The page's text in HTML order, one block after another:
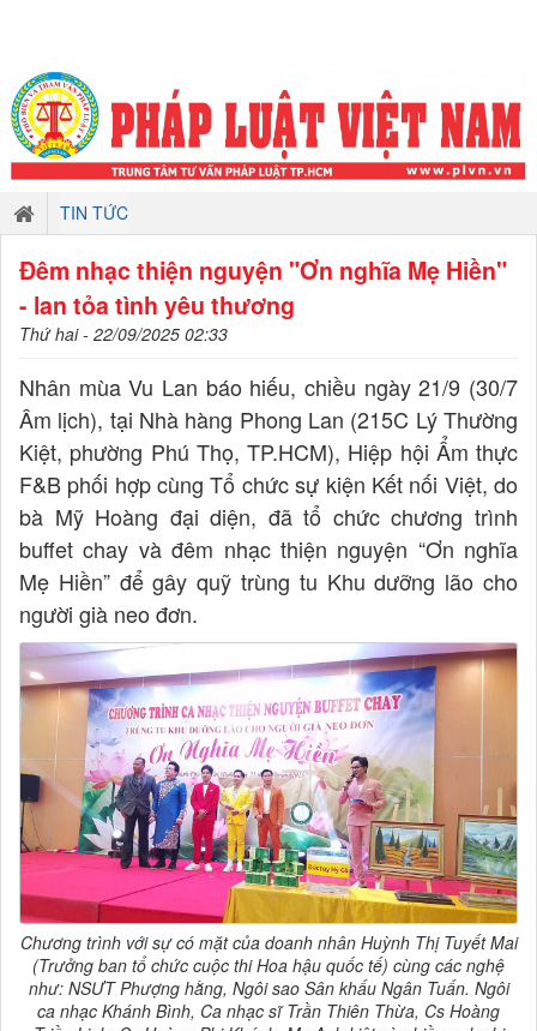
TIN TỨC
Đêm nhạc thiện nguyện "Ơn nghĩa Mẹ Hiền"
- lan tỏa tình yêu thương
Thứ hai - 22/09/2025 02:33
Nhân mùa Vu Lan báo hiếu, chiều ngày 21/9 (30/7
Âm lịch), tại Nhà hàng Phong Lan (215C Lý Thường
Kiệt, phường Phú Thọ, TP.HCM), Hiệp hội Ẩm thực
F&B phối hợp cùng Tổ chức sự kiện Kết nối Việt, do
bà Mỹ Hoàng đại diện, đã tổ chức chương trình
buffet chay và đêm nhạc thiện nguyện “Ơn nghĩa
Mẹ Hiền” để gây quỹ trùng tu Khu dưỡng lão cho
người già neo đơn.
Chương trình với sự có mặt của doanh nhân Huỳnh Thị Tuyết Mai
(Trưởng ban tổ chức cuộc thi Hoa hậu quốc tế) cùng các nghệ
như: NSƯT Phượng hằng, Ngôi sao Sân khấu Ngân Tuấn. Ngôi
ca nhạc Khánh Bình, Ca nhạc sĩ Trần Thiên Thừa, Cs Hoàng